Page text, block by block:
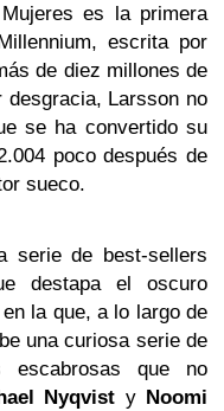
es la primera
escrita por
de diez millones de
desgracia, Larsson no
se ha convertido su
poco después de
sueco.
serie de best-sellers
destapa el oscuro
la que, a lo largo de
una curiosa serie de
escabrosas que no
Nyqvist y Noomi